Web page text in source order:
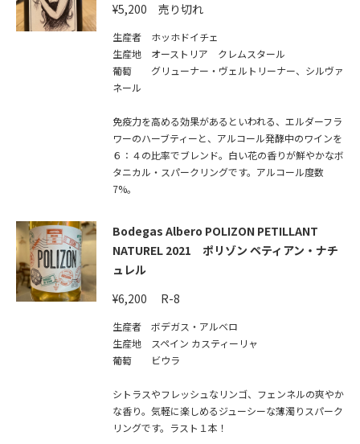
¥5,200 売り切れ
生産者 ホッホドイチェ
生産地 オーストリア クレムスタール
葡萄 グリューナー・ヴェルトリーナー、シルヴァ
ネール
免疫力を高める効果があるといわれる、エルダーフラ
ワーのハーブティーと、アルコール発酵中のワインを
６：４の比率でブレンド。白い花の香りが鮮やかなボ
タニカル・スパークリングです。アルコール度数
7%。
Bodegas Albero POLIZON PETILLANT
NATUREL 2021 ポリゾン ペティアン・ナチ
ュレル
¥6,200 R-8
生産者 ボデガス・アルベロ
生産地 スペイン カスティーリャ
葡萄 ビウラ
シトラスやフレッシュなリンゴ、フェンネルの爽やか
な香り。気軽に楽しめるジューシーな薄濁りスパーク
リングです。ラスト１本！